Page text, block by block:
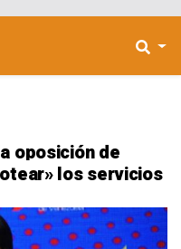
oposición de
los servicios